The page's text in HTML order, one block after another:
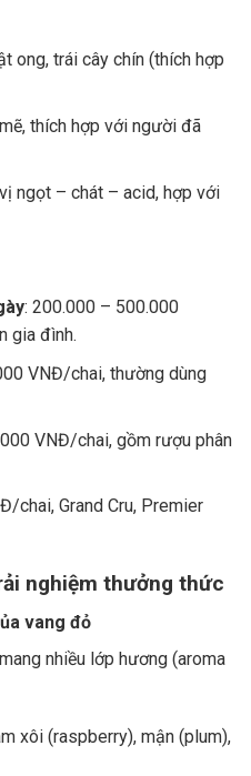
ong, trái cây chín (thích hợp
thích hợp với người đã
ngọt – chát – acid, hợp với
: 200.000 – 500.000
gia đình.
VNĐ/chai, thường dùng
VNĐ/chai, gồm rượu phân
chai, Grand Cru, Premier
nghiệm thưởng thức
vang đỏ
nhiều lớp hương (aroma
xôi (raspberry), mận (plum),